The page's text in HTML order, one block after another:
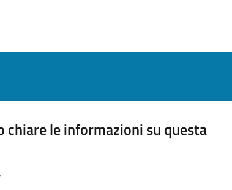
chiare le informazioni su questa
pagina